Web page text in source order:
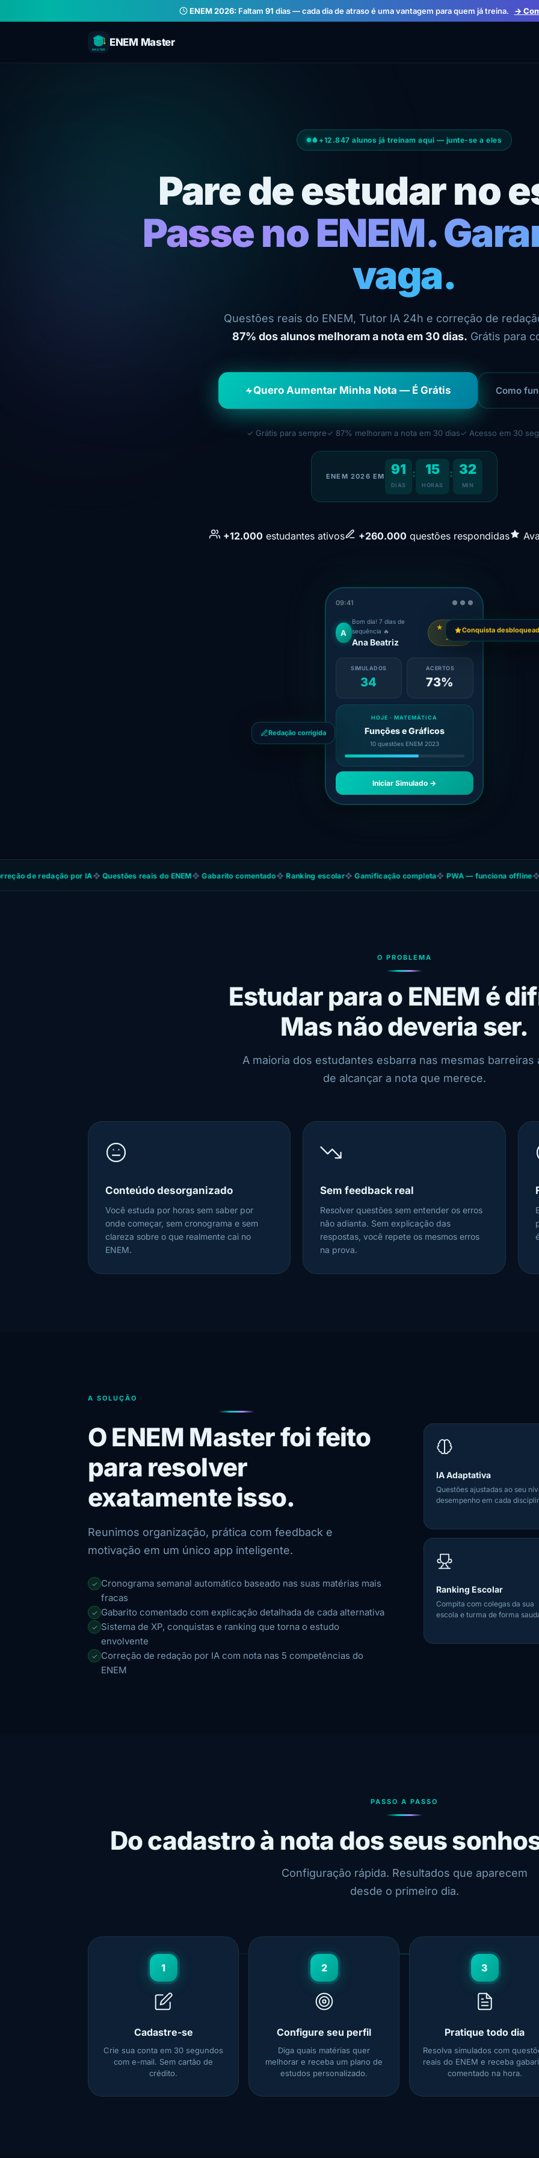
ENEM 2026:Faltam 91 dias — cada dia de atraso é uma vantagem para quem já treina. →
ENEM Master
+12.847 alunos já treinam aqui — junte-se a eles
Pare de estudar no
Passe no ENEM.
vaga.
Questões reais do ENEM, Tutor IA 24h e correção de
87% dos alunos melhoram a nota em 30 dias. Grátis para
Quero Aumentar Minha Nota — É Grátis Como
✓ Grátis para sempre✓ 87% melhoram a nota em 30 dias✓ Acesso em 30
ENEM 2026 EM 91
DIAS
: 15
HORAS
: 32
MIN
+12.000 estudantes ativos +260.000 questões respondidas
09:41 ● ● ●
A
Bom dia! 7 dias de
sequência 🔥
Ana Beatriz
★ 2.450
XP
SIMULADOS
34
ACERTOS
73%
HOJE · MATEMÁTICA
Funções e Gráficos
10 questões ENEM 2023
Iniciar Simulado →
Conquista
Redação corrigida
por IA❖Questões reais do ENEM❖Gabarito comentado❖Ranking escolar❖Gamificação completa❖PWA — funciona offline❖4,9 ★
O PROBLEMA
Estudar para o ENEM é
Mas não deveria ser.
A maioria dos estudantes esbarra nas mesmas barreiras
de alcançar a nota que merece.
Conteúdo desorganizado
Você estuda por horas sem saber por
onde começar, sem cronograma e sem
clareza sobre o que realmente cai no
ENEM.
Sem feedback real
Resolver questões sem entender os erros
não adianta. Sem explicação das
respostas, você repete os mesmos erros
na prova.
A SOLUÇÃO
O ENEM Master foi feito
para resolver
exatamente isso.
Reunimos organização, prática com feedback e
motivação em um único app inteligente.
✓ Cronograma semanal automático baseado nas suas matérias mais
fracas
✓ Gabarito comentado com explicação detalhada de cada alternativa
✓ Sistema de XP, conquistas e ranking que torna o estudo
envolvente
✓ Correção de redação por IA com nota nas 5 competências do
ENEM
IA Adaptativa
Questões ajustadas ao seu
desempenho em cada
Ranking Escolar
Compita com colegas da sua
escola e turma de forma
PASSO A PASSO
Do cadastro à nota dos seus
Configuração rápida. Resultados que aparecem
desde o primeiro dia.
1
Cadastre-se
Crie sua conta em 30 segundos
com e-mail. Sem cartão de
crédito.
2
Configure seu perfil
Diga quais matérias quer
melhorar e receba um plano de
estudos personalizado.
3
Pratique todo dia
Resolva simulados com
reais do ENEM e receba
comentado na hora.